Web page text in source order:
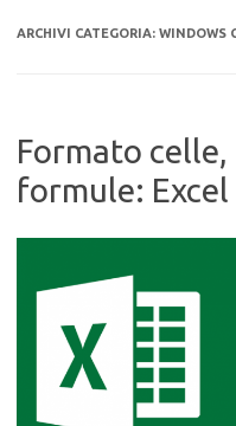
ARCHIVI CATEGORIA: WINDOWS
Formato
formule: Excel